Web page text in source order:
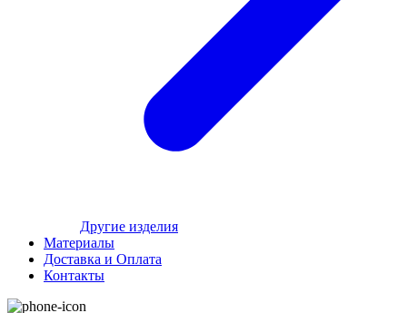
Другие изделия
Материалы
Доставка и Оплата
Контакты